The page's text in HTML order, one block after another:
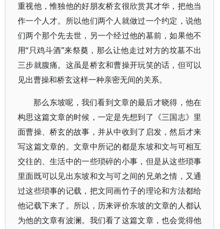
重视他，惟独他的好朋友桥玄很欣赏其才华，把他当
作一个人才。所以他们两个人就做过一个约定，说他
们两个那个先去世，另一个经过他的墓前，如果他不
用“只鸡斗酒”来祭奠，那么让他走过对方的坟墓不出
三步就腹痛。这虽是桥玄和曹操开玩笑的话，但可以
见出曹操和桥玄这样一种亲密无间的关系。
那么东坡呢，我们看到文章的最后才晓得，他在
构思这篇文章的时候，一定是先想到了《三国志》里
面曹操、桥玄的故事，并从中收到了启发，然后才来
写这篇文章的。文章中所记的都是东坡和文与可相互
交往的、生活中的一些琐碎的小事，但是从这些琐事
里面既可以见出东坡和文与可之间的兄弟之情，又通
过这些琐事的记载，把文同画竹子的理论和方法都给
他记载下来了。所以，历来评价东坡的文章的人都认
为他的文章有波澜。我们看了这篇文章，也会觉得他